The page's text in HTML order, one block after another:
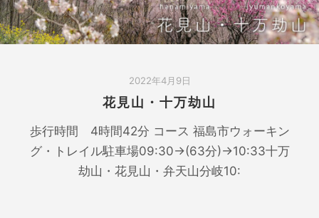
2022年4月9日
花見山・十万劫山
歩行時間 4時間42分 コース 福島市ウォーキン
グ・トレイル駐車場09:30→(63分)→10:33十万
劫山・花見山・弁天山分岐10: